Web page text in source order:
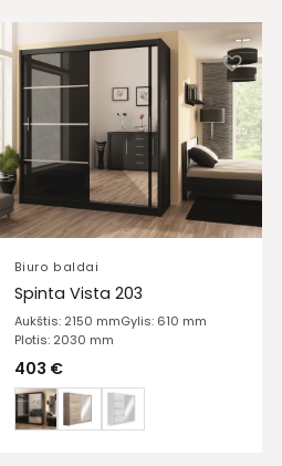
Biuro baldai
Spinta Vista 203
Aukštis: 2150 mmGylis: 610 mm
Plotis: 2030 mm
403 €